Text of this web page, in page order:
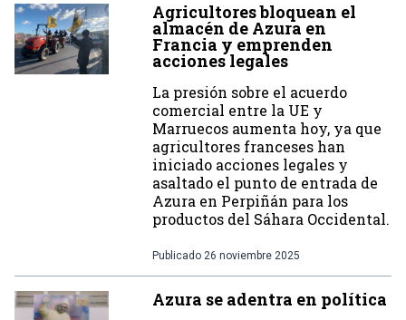
Agricultores bloquean el
almacén de Azura en
Francia y emprenden
acciones legales
La presión sobre el acuerdo
comercial entre la UE y
Marruecos aumenta hoy, ya que
agricultores franceses han
iniciado acciones legales y
asaltado el punto de entrada de
Azura en Perpiñán para los
productos del Sáhara Occidental.
Publicado 26 noviembre 2025
Azura se adentra en política